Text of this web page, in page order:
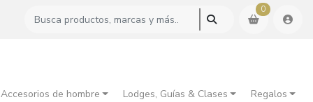
0
de hombre Lodges, Guías & Clases Regalos